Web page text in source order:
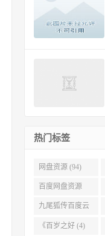
热门标签
网盘资源 (94)
百度网盘资源
(11)
九尾狐传百度云
(4)
《百岁之好 (4)